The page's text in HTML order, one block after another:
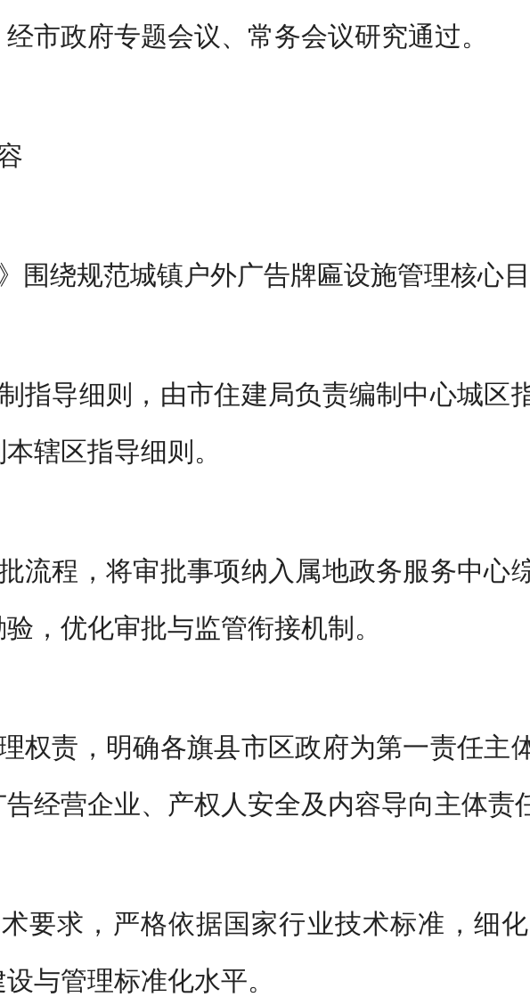
市政府专题会议、常务会议研究通过。
围绕规范城镇户外广告牌匾设施管理核心
指导细则，由市住建局负责编制中心城区
辖区指导细则。
流程，将审批事项纳入属地政务服务中心
，优化审批与监管衔接机制。
权责，明确各旗县市区政府为第一责任主
经营企业、产权人安全及内容导向主体责
要求，严格依据国家行业技术标准，细
与管理标准化水平。